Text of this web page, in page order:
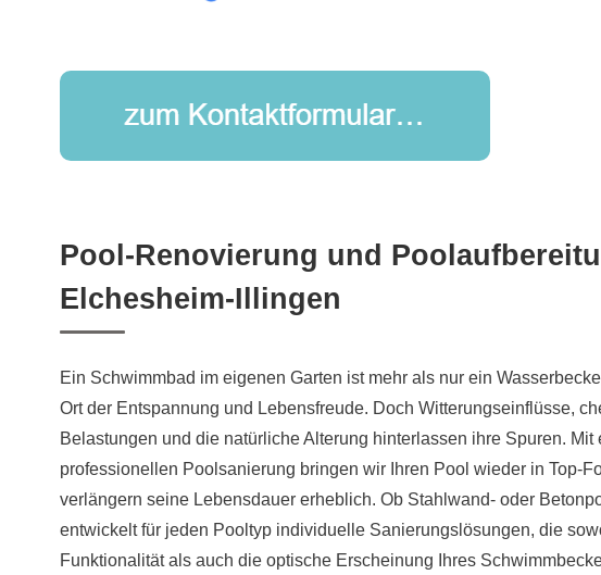
Pool-Renovierung und
Elchesheim-Illingen
Ein Schwimmbad im eigenen Garten ist mehr als nur ein
Ort der Entspannung und Lebensfreude. Doch Witterungseinflüsse,
Belastungen und die natürliche Alterung hinterlassen ihre Spuren. Mit
professionellen Poolsanierung bringen wir Ihren Pool wieder in Top-
verlängern seine Lebensdauer erheblich. Ob Stahlwand- oder
entwickelt für jeden Pooltyp individuelle Sanierungslösungen, die
Funktionalität als auch die optische Erscheinung Ihres